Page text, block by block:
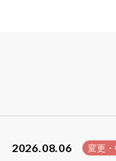
2026.08.06 変更